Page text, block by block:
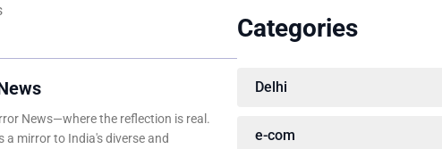
News—where the reflection is real.
a mirror to India's diverse and
Categories
Delhi
e-com